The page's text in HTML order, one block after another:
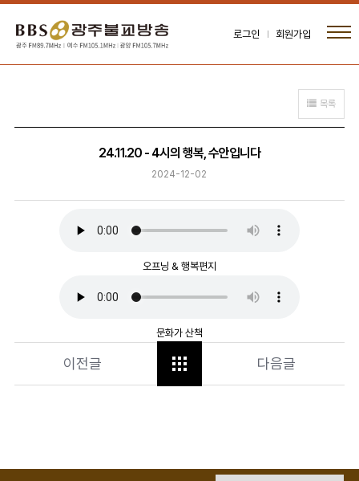
로그인 회원가입
목록
24.11.20 - 4시의 행복, 수안입니다
2024-12-02
오프닝 & 행복편지
문화가 산책
이전글 다음글